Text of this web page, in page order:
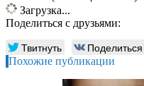
Загрузка...
Поделиться с друзьями:
Твитнуть Поделиться
Похожие публикации